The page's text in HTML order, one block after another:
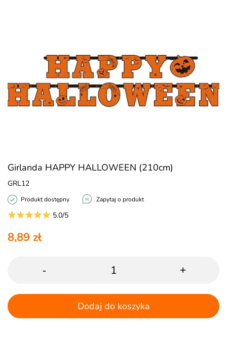
Girlanda HAPPY HALLOWEEN (210cm)
GRL12
Produkt dostępny Zapytaj o produkt
5.0/5
8,89 zł
- +
Dodaj do koszyka